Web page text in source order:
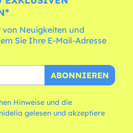
von Neuigkeiten und
Sie Ihre E-Mail-Adresse
ABONNIEREN
Hinweise und die